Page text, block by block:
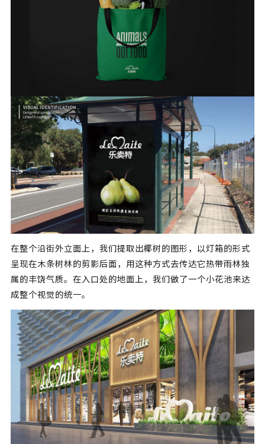
在整个沿街外立面上，我们提取出椰树的图形，以灯箱的形式
呈现在木条树林的剪影后面，用这种方式去传达它热带雨林独
属的丰饶气质。在入口处的地面上，我们做了一个小花池来达
成整个视觉的统一。